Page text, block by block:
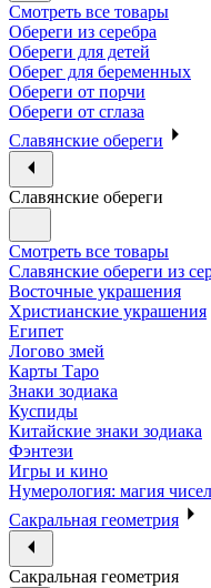
Смотреть все товары
Обереги из серебра
Обереги для детей
Оберег для беременных
Обереги от порчи
Обереги от сглаза
Славянские обереги
Славянские обереги
Смотреть все товары
Славянские обереги из
Восточные украшения
Христианские украшения
Египет
Логово змей
Карты Таро
Знаки зодиака
Куспиды
Китайские знаки зодиака
Фэнтези
Игры и кино
Нумерология: магия чисел
Сакральная геометрия
Сакральная геометрия